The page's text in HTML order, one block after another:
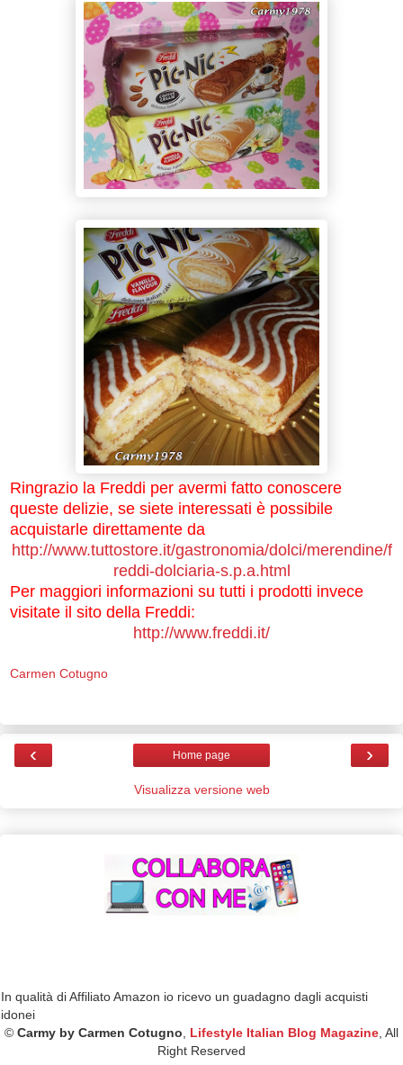
Ringrazio la Freddi per avermi fatto conoscere
queste delizie, se siete interessati è possibile
acquistarle direttamente da
http://www.tuttostore.it/gastronomia/dolci/merendine/f
reddi-dolciaria-s.p.a.html
Per maggiori informazioni su tutti i prodotti invece
visitate il sito della Freddi:
http://www.freddi.it/
Carmen Cotugno
‹ ›
Home page
Visualizza versione web
In qualità di Affiliato Amazon io ricevo un guadagno dagli acquisti
idonei
© Carmy by Carmen Cotugno Lifestyle Italian Blog Magazine , All
Right Reserved